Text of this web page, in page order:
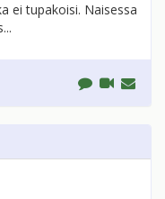
ei tupakoisi. Naisessa